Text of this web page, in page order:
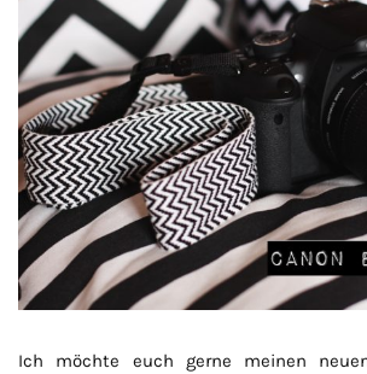
Ich möchte euch gerne meinen